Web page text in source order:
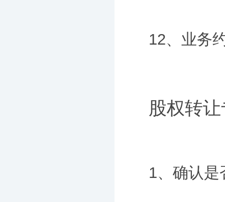
12、业务
股权转
1、确认